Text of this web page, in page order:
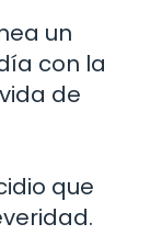
un
con la
de
que